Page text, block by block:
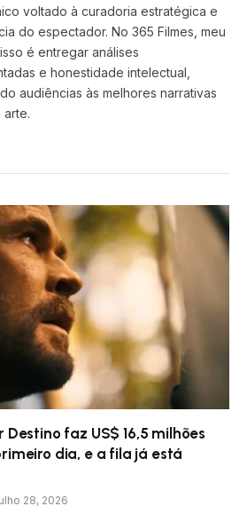
voltado à curadoria estratégica e
do espectador. No 365 Filmes, meu
é entregar análises
e honestidade intelectual,
audiências às melhores narrativas
arte.
faz US$ 16,5 milhões
dia, e a fila já está
28, 2026